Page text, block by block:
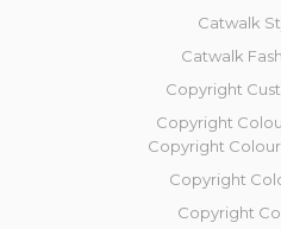
Catwalk
Catwalk
Copyright
Copyright
Copyright
Copyright
Copyright